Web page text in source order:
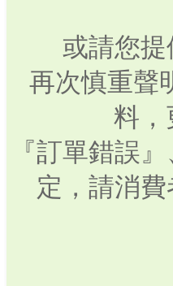
或請您
再次慎重聲
料，
『訂單錯誤
定，請消